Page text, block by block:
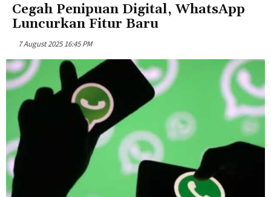
Cegah Penipuan Digital, WhatsApp
Luncurkan Fitur Baru
7 August 2025 16:45 PM